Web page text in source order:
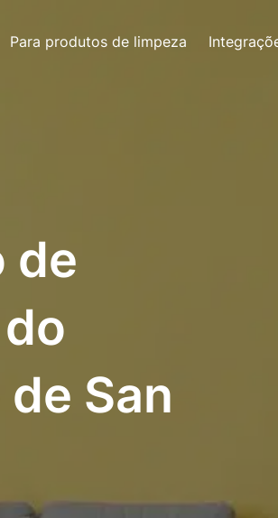
Para produtos de limpeza
de
San